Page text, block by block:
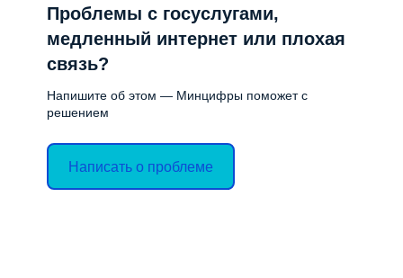
Проблемы с госуслугами,
медленный интернет или плохая
связь?
Напишите об этом — Минцифры поможет с
решением
Написать о проблеме